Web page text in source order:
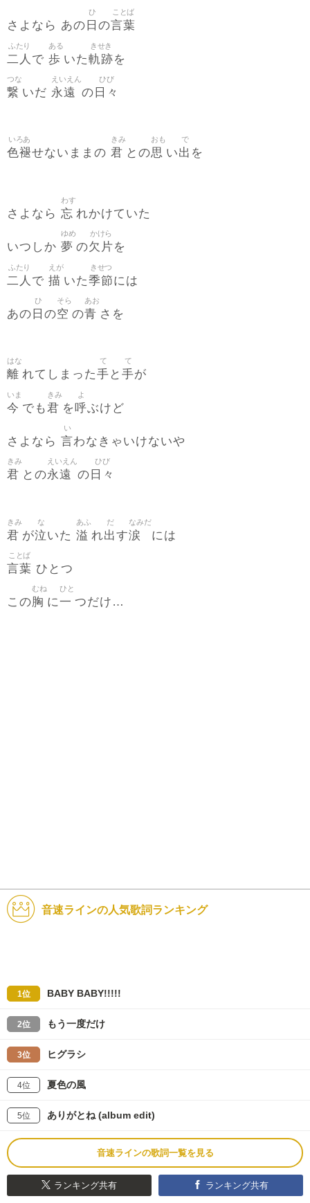
さよなら あの 日
ひ
の言葉
ことば
二人
ふたり
で 歩
ある
いた軌跡
きせき
を
繋
つな
いだ 永遠
えいえん
の 日々
ひび
色褪
いろあ
せないままの 君
きみ
との思
おも
い出
で
を
さよなら 忘
わす
れかけていた
いつしか 夢
ゆめ
の欠片
かけら
を
二人
ふたり
で 描
えが
いた季節
きせつ
には
あの 日
ひ
の空
そら
の青
あお
さを
離
はな
れてしまった手
て
と 手
て
が
今
いま
でも君
きみ
を呼
よ
ぶけど
さよなら 言
い
わなきゃいけないや
君
きみ
との永遠
えいえん
の 日々
ひび
君
きみ
が泣
な
いた 溢
あふ
れ出
だ
す涙
なみだ
には
言葉
ことば
ひとつ
この胸
むね
に一
ひと
つだけ…
音速ラインの人気歌詞ランキング
1位 BABY BABY!!!!!
2位 もう一度だけ
3位 ヒグラシ
4位 夏色の風
5位 ありがとね (album edit)
音速ラインの歌詞一覧を見る
ランキング共有 ランキング共有